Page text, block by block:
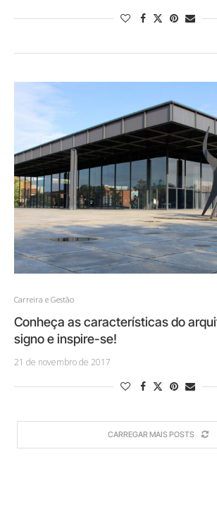
Carreira e Gestão
Conheça as características do
signo e inspire-se!
21 de novembro de 2017
CARREGAR MAIS POSTS